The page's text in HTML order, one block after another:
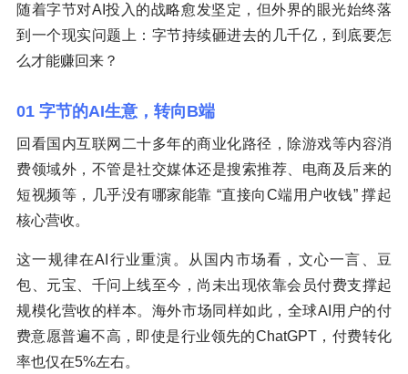
随着字节对AI投入的战略愈发坚定，但外界的眼光始终落
到一个现实问题上：字节持续砸进去的几千亿，到底要怎
么才能赚回来？
01 字节的AI生意，转向B端
回看国内互联网二十多年的商业化路径，除游戏等内容消
费领域外，不管是社交媒体还是搜索推荐、电商及后来的
短视频等，几乎没有哪家能靠 “直接向C端用户收钱” 撑起
核心营收。
这一规律在AI行业重演。从国内市场看，文心一言、豆
包、元宝、千问上线至今，尚未出现依靠会员付费支撑起
规模化营收的样本。海外市场同样如此，全球AI用户的付
费意愿普遍不高，即使是行业领先的ChatGPT，付费转化
率也仅在5%左右。